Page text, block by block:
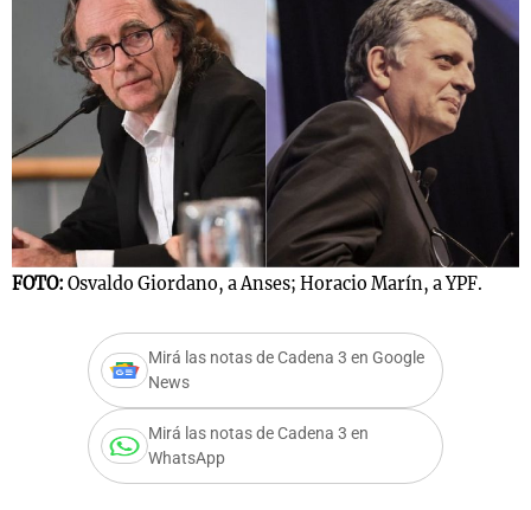
FOTO: Osvaldo Giordano, a Anses; Horacio Marín, a YPF.
Mirá las notas de Cadena 3 en Google
News
Mirá las notas de Cadena 3 en
WhatsApp
Notas
Mundial 2026
Notas
La Sole en
Cadena 3